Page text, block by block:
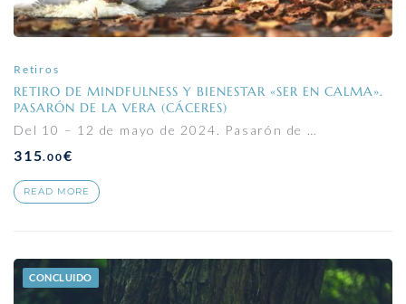
Retiros
RETIRO DE MINDFULNESS Y BIENESTAR «SER EN CALMA».
PASARÓN DE LA VERA (CÁCERES)
Del 10 – 12 de mayo de 2024. Pasarón de …
315.00€
READ MORE
CONCLUIDO